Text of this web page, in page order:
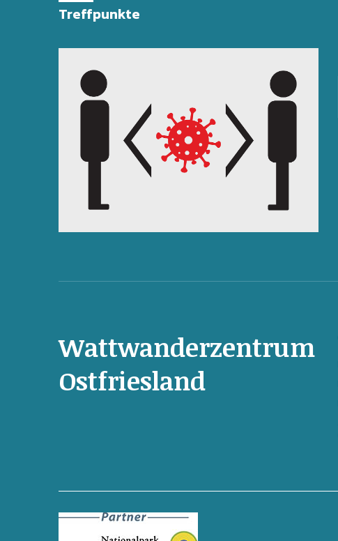
Treffpunkte
Wattwanderzentrum
Ostfriesland